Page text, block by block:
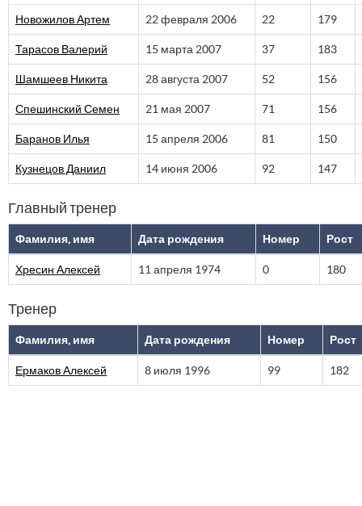
Новожилов Артем 22 февраля 2006 22 179
Тарасов Валерий 15 марта 2007 37 183
Шамшеев Никита 28 августа 2007 52 156
Спешинский Семен 21 мая 2007 71 156
Баранов Илья 15 апреля 2006 81 150
Кузнецов Даниил 14 июня 2006 92 147
Главный тренер
Фамилия, имя Дата рождения Номер Рост
Хресин Алексей 11 апреля 1974 0 180
Тренер
Фамилия, имя Дата рождения Номер Рост
Ермаков Алексей 8 июля 1996 99 182